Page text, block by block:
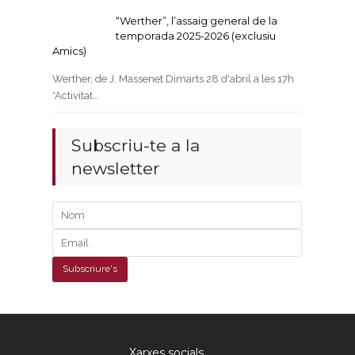
“Werther”, l’assaig general de la
temporada 2025-2026 (exclusiu
Amics)
Werther, de J. Massenet Dimarts 28 d'abril a les 17h
*Activitat…
Subscriu-te a la
newsletter